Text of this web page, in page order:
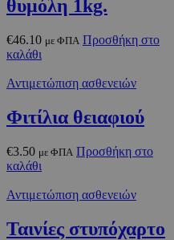
θυμόλη 1kg.
€46.10 με ΦΠΑ Προσθήκη στο
καλάθι
Αντιμετώπιση ασθενειών
Φιτίλια θειαφιού
€3.50 με ΦΠΑ Προσθήκη στο
καλάθι
Αντιμετώπιση ασθενειών
Ταινίες στυπόχαρτο